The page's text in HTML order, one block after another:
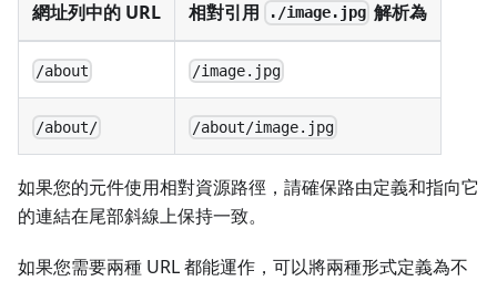
網址列中的 URL 相對引用 ./image.jpg解析為
/about /image.jpg
/about/ /about/image.jpg
如果您的元件使用相對資源路徑，請確保路由定義和指向它
的連結在尾部斜線上保持一致。
如果您需要兩種 URL 都能運作，可以將兩種形式定義為不